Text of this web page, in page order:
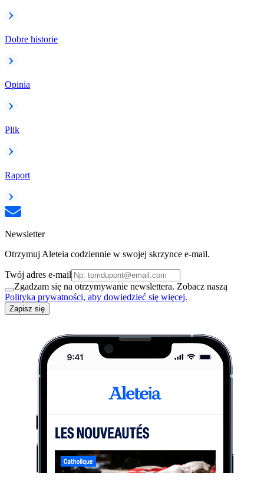
Dobre historie
Opinia
Plik
Raport
Newsletter
Otrzymuj Aleteia codziennie w swojej skrzynce e-mail.
Twój adres e-mail
Zgadzam się na otrzymywanie newslettera. Zobacz naszą
Polityka prywatności, aby dowiedzieć się więcej.
Zapisz się